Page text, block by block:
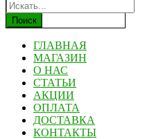
Поиск
ГЛАВНАЯ
МАГАЗИН
О НАС
СТАТЬИ
АКЦИИ
ОПЛАТА
ДОСТАВКА
КОНТАКТЫ